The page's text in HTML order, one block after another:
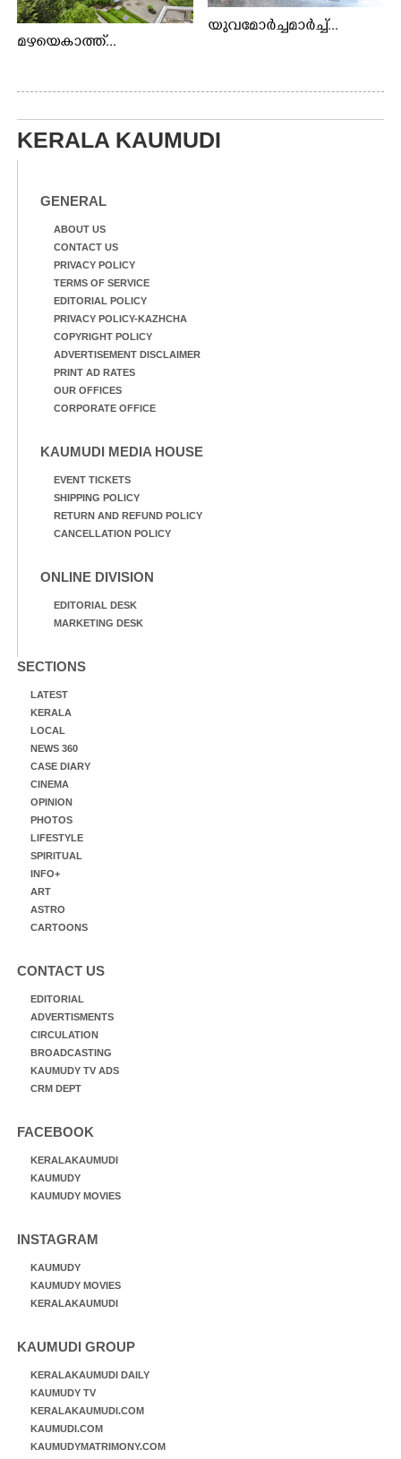
മഴയെകാത്ത്...
യുവമോർച്ചമാർച്ച്...
KERALA KAUMUDI
GENERAL
ABOUT US
CONTACT US
PRIVACY POLICY
TERMS OF SERVICE
EDITORIAL POLICY
PRIVACY POLICY-KAZHCHA
COPYRIGHT POLICY
ADVERTISEMENT DISCLAIMER
PRINT AD RATES
OUR OFFICES
CORPORATE OFFICE
KAUMUDI MEDIA HOUSE
EVENT TICKETS
SHIPPING POLICY
RETURN AND REFUND POLICY
CANCELLATION POLICY
ONLINE DIVISION
EDITORIAL DESK
MARKETING DESK
SECTIONS
LATEST
KERALA
LOCAL
NEWS 360
CASE DIARY
CINEMA
OPINION
PHOTOS
LIFESTYLE
SPIRITUAL
INFO+
ART
ASTRO
CARTOONS
CONTACT US
EDITORIAL
ADVERTISMENTS
CIRCULATION
BROADCASTING
KAUMUDY TV ADS
CRM DEPT
FACEBOOK
KERALAKAUMUDI
KAUMUDY
KAUMUDY MOVIES
INSTAGRAM
KAUMUDY
KAUMUDY MOVIES
KERALAKAUMUDI
KAUMUDI GROUP
KERALAKAUMUDI DAILY
KAUMUDY TV
KERALAKAUMUDI.COM
KAUMUDI.COM
KAUMUDYMATRIMONY.COM